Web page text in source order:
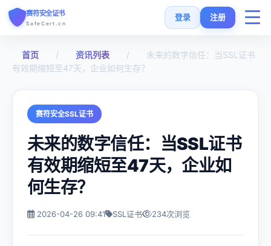
赛符安全证书
SafeCert.cn
登录 注册
首页
SSL安装指南
SSL工具
首页 / 资讯列表 /
未来的数字信任：当SSL证书
有效期缩短至47天，企业如何生存？
赛符安全SSL证书
未来的数字信任：当SSL证书
有效期缩短至47天，企业如
何生存？
2026-04-26 09:41 SSL证书 234次浏览